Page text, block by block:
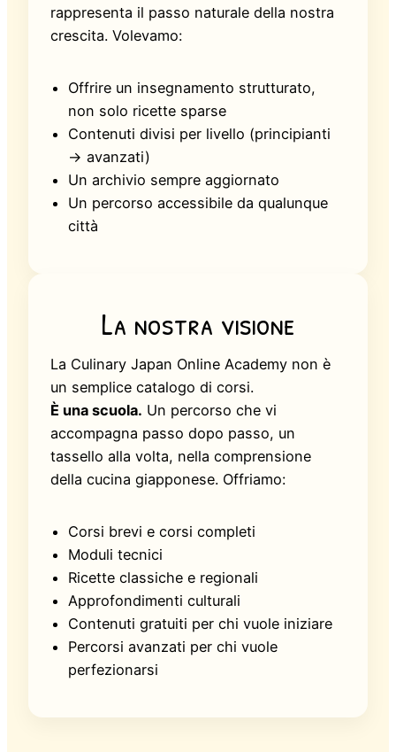
rappresenta il passo naturale della nostra
crescita. Volevamo:
Offrire un insegnamento strutturato,
non solo ricette sparse
Contenuti divisi per livello (principianti
→ avanzati)
Un archivio sempre aggiornato
Un percorso accessibile da qualunque
città
La nostra visione
La Culinary Japan Online Academy non è
un semplice catalogo di corsi.
È una scuola. Un percorso che vi
accompagna passo dopo passo, un
tassello alla volta, nella comprensione
della cucina giapponese. Offriamo:
Corsi brevi e corsi completi
Moduli tecnici
Ricette classiche e regionali
Approfondimenti culturali
Contenuti gratuiti per chi vuole iniziare
Percorsi avanzati per chi vuole
perfezionarsi